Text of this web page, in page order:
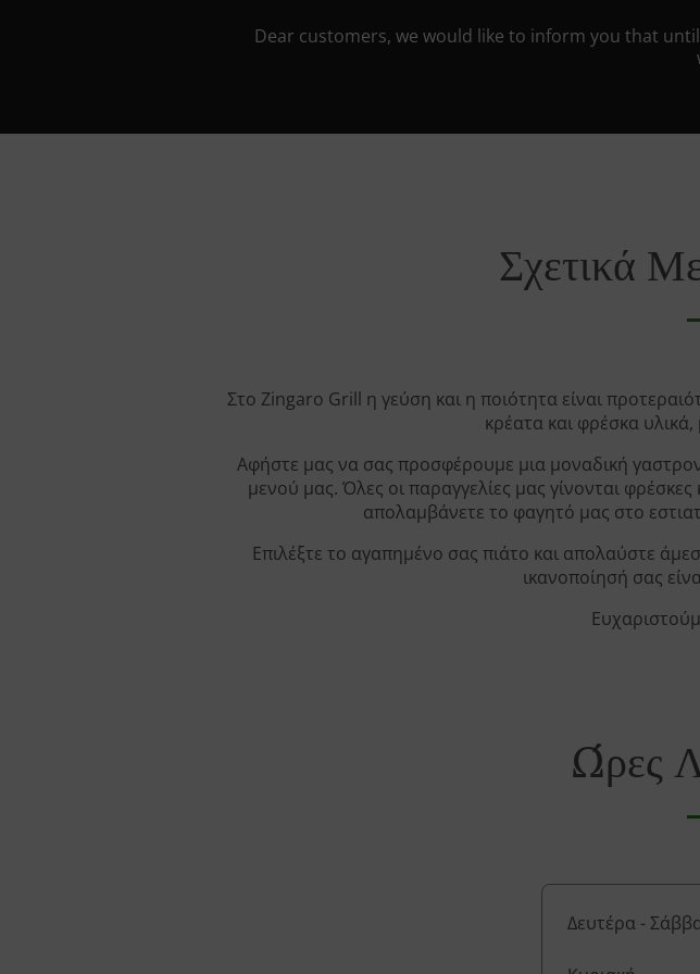
Dear customers, we would like to inform you that
Σχετικά
Στο Zingaro Grill η γεύση και η ποιότητα είναι
κρέατα και φρέσκα
Αφήστε μας να σας προσφέρουμε μια μοναδική
μενού μας. Όλες οι παραγγελίες μας γίνονται
απολαμβάνετε το φαγητό μας στο
Επιλέξτε το αγαπημένο σας πιάτο και απολαύστε
ικανοποίησή σας
Ώρες
Δευτέρα -